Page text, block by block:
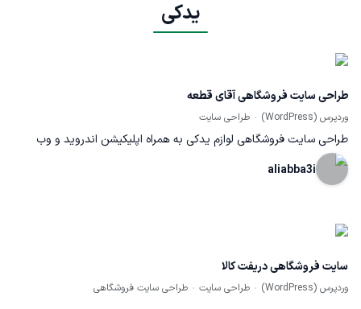
یدکی
طراحی سایت فروشگاهی آقای قطعه
وردپرس (WordPress) طراحی سایت
طراحی سایت فروشگاهی لوازم یدکی به همراه اپلیکیشن اندروید و وب
اپلیکیشن pwa کاملaliabba3i
سایت فروشگاهی دریفت کالا
وردپرس (WordPress) طراحی سایت طراحی سایت فروشگاهی